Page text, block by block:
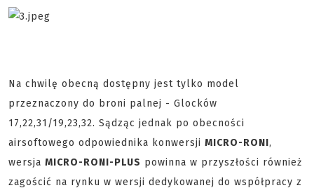
Na chwilę obecną dostępny jest tylko model
przeznaczony do broni palnej - Glocków
17,22,31/19,23,32. Sądząc jednak po obecności
airsoftowego odpowiednika konwersji MICRO-RONI,
wersja MICRO-RONI-PLUS powinna w przyszłości również
zagościć na rynku w wersji dedykowanej do współpracy z